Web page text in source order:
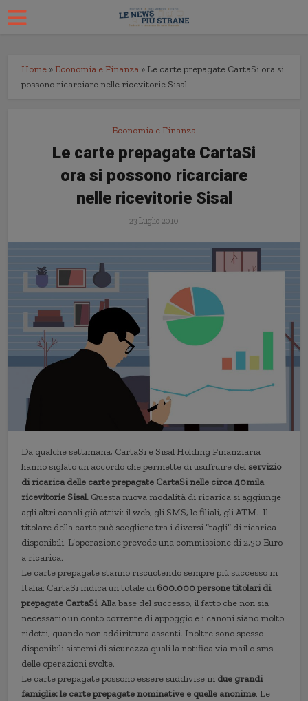
Home » Economia e Finanza » Le carte prepagate CartaSi ora si
possono ricarciare nelle ricevitorie Sisal
Economia e Finanza
Le carte prepagate CartaSi
ora si possono ricarciare
nelle ricevitorie Sisal
23 Luglio 2010
Da qualche settimana, CartaSi e Sisal Holding Finanziaria
hanno siglato un accordo che permette di usufruire del servizio
di ricarica delle carte prepagate CartaSi nelle circa 40mila
ricevitorie Sisal. Questa nuova modalità di ricarica si aggiunge
agli altri canali già attivi: il web, gli SMS, le filiali, gli ATM. Il
titolare della carta può scegliere tra i diversi “tagli” di ricarica
disponibili. L’operazione prevede una commissione di 2,50 Euro
a ricarica.
Le carte prepagate stanno riscuotendo sempre più successo in
Italia: CartaSi indica un totale di 600.000 persone titolari di
prepagate CartaSi. Alla base del successo, il fatto che non sia
necessario un conto corrente di appoggio e i canoni siano molto
ridotti, quando non addirittura assenti. Inoltre sono spesso
disponibili sistemi di sicurezza quali la notifica via mail o sms
delle operazioni svolte.
Le carte prepagate possono essere suddivise in due grandi
famiglie: le carte prepagate nominative e quelle anonime. Le